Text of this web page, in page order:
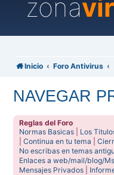
zona
Inicio Foro Antivirus
NAVEGAR
Reglas del Foro
Normas Basicas
Los
|Continua en tu tema |
No escribas en temas
Enlaces a web/mail/blog/
Mensajes Privados